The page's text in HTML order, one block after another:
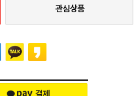
관심상품